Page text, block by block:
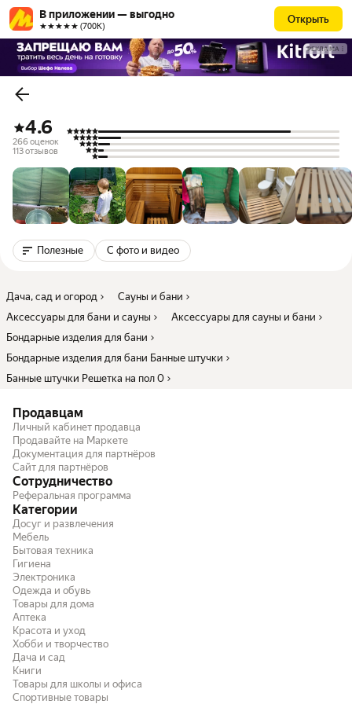
В приложении — выгодно
★★★★★ (700К)
Открыть
РЕКЛАМА
4.6
266 оценок
113 отзывов
Полезные С фото и видео
Дача, сад и огород
Сауны и бани
Аксессуары для бани и сауны
Аксессуары для сауны и бани
Бондарные изделия для бани
Бондарные изделия для бани Банные штучки
Банные штучки Решетка на пол 0
Продавцам
Личный кабинет продавца
Продавайте на Маркете
Документация для партнёров
Сайт для партнёров
Сотрудничество
Реферальная программа
Категории
Досуг и развлечения
Мебель
Бытовая техника
Гигиена
Электроника
Одежда и обувь
Товары для дома
Аптека
Красота и уход
Хобби и творчество
Дача и сад
Книги
Товары для школы и офиса
Спортивные товары